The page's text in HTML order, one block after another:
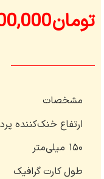
تومان
مشخصات
ارتفاع خنک‌کننده
۱۵۰ میلی‌متر
طول کارت گرافیک